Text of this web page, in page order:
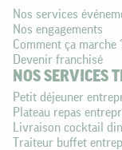
Nos services
Nos engagements
Comment ça marche
Devenir franchisé
NOS SERVICES
Petit déjeuner
Plateau repas
Livraison cocktail
Traiteur buffet